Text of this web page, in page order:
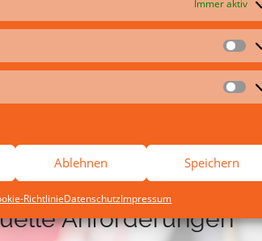
Immer aktiv
Ablehnen Speichern
RichtlinieDatenschutzImpressum
und Spritzguss können wir Projekte
isoliert entwickelt, sondern mit Blick
die gewünschte Qualität. Dadurch
kurzen Abstimmungswegen.
Anforderungen